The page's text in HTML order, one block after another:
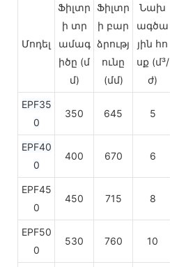
Մոդել
Ֆիլտր
ի տր
ամագ
իծը (մ
մ)
Ֆիլտր
ի բար
ձրությ
ունը
(մմ)
Նախ
ագծա
յին հո
սք (մ³/
ժ)
EPF35
0
350 645 5
EPF40
0
400 670 6
EPF45
0
450 715 8
EPF50
0
530 760 10